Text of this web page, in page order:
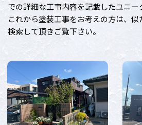
での詳細な工事内容を記載したユニー
これから塗装工事をお考えの方は、
検索して頂きご覧下さい。